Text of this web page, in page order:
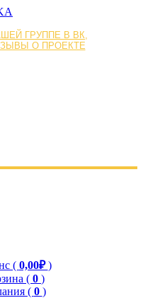
ГРУППЕ В ВК,
О ПРОЕКТЕ
( 0,00₽)
( 0 )
( 0 )